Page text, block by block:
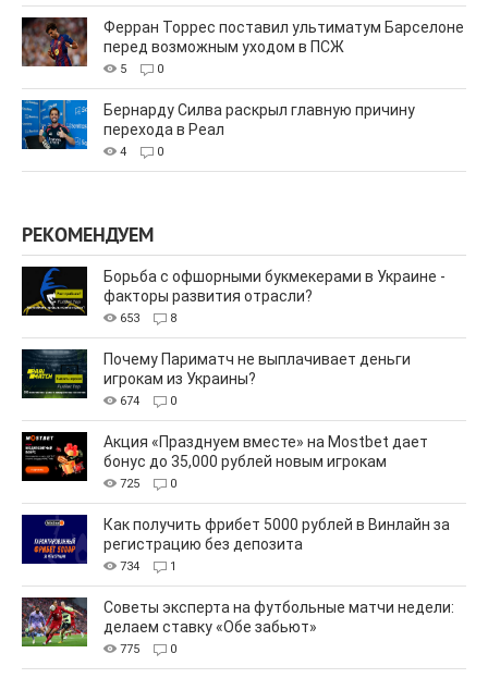
Ферран Торрес поставил ультиматум Барселоне
перед возможным уходом в ПСЖ
5 0
Бернарду Силва раскрыл главную причину
перехода в Реал
4 0
РЕКОМЕНДУЕМ
Борьба с офшорными букмекерами в Украине -
факторы развития отрасли?
653 8
Почему Париматч не выплачивает деньги
игрокам из Украины?
674 0
Акция «Празднуем вместе» на Mostbet дает
бонус до 35,000 рублей новым игрокам
725 0
Как получить фрибет 5000 рублей в Винлайн за
регистрацию без депозита
734 1
Советы эксперта на футбольные матчи недели:
делаем ставку «Обе забьют»
775 0